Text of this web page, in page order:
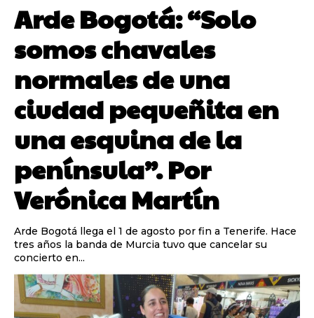
Arde Bogotá: “Solo
somos chavales
normales de una
ciudad pequeñita en
una esquina de la
península”. Por
Verónica Martín
Arde Bogotá llega el 1 de agosto por fin a Tenerife. Hace
tres años la banda de Murcia tuvo que cancelar su
concierto en...